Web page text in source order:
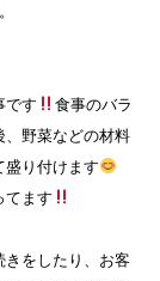
です
食事のバラ
、野菜などの材料
盛り付けます
てます
をしたり、お客